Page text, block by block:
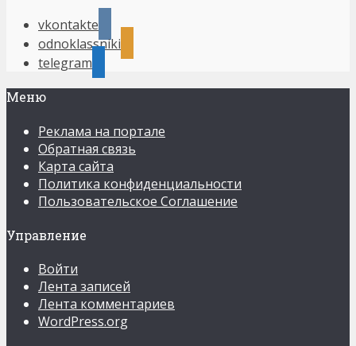
vkontakte
odnoklassniki
telegram
Меню
Реклама на портале
Обратная связь
Карта сайта
Политика конфиденциальности
Пользовательское Соглашение
Управление
Войти
Лента записей
Лента комментариев
WordPress.org